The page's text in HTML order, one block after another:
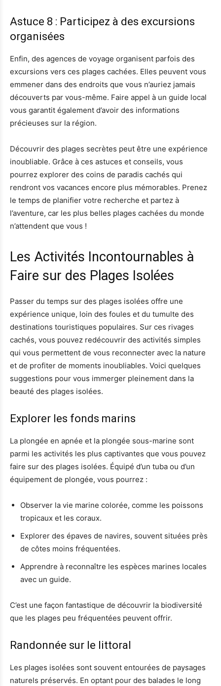
Astuce 8 : Participez à des excursions
organisées
Enfin, des agences de voyage organisent parfois des
excursions vers ces plages cachées. Elles peuvent vous
emmener dans des endroits que vous n’auriez jamais
découverts par vous-même. Faire appel à un guide local
vous garantit également d’avoir des informations
précieuses sur la région.
Découvrir des plages secrètes peut être une expérience
inoubliable. Grâce à ces astuces et conseils, vous
pourrez explorer des coins de paradis cachés qui
rendront vos vacances encore plus mémorables. Prenez
le temps de planifier votre recherche et partez à
l’aventure, car les plus belles plages cachées du monde
n’attendent que vous !
Les Activités Incontournables à
Faire sur des Plages Isolées
Passer du temps sur des plages isolées offre une
expérience unique, loin des foules et du tumulte des
destinations touristiques populaires. Sur ces rivages
cachés, vous pouvez redécouvrir des activités simples
qui vous permettent de vous reconnecter avec la nature
et de profiter de moments inoubliables. Voici quelques
suggestions pour vous immerger pleinement dans la
beauté des plages isolées.
Explorer les fonds marins
La plongée en apnée et la plongée sous-marine sont
parmi les activités les plus captivantes que vous pouvez
faire sur des plages isolées. Équipé d’un tuba ou d’un
équipement de plongée, vous pourrez :
Observer la vie marine colorée, comme les poissons
tropicaux et les coraux.
Explorer des épaves de navires, souvent situées près
de côtes moins fréquentées.
Apprendre à reconnaître les espèces marines locales
avec un guide.
C’est une façon fantastique de découvrir la biodiversité
que les plages peu fréquentées peuvent offrir.
Randonnée sur le littoral
Les plages isolées sont souvent entourées de paysages
naturels préservés. En optant pour des balades le long